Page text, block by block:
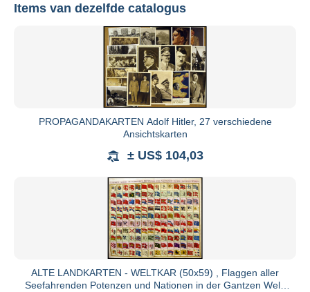
Bekijk alle catalogi
Telefon: +49 (0)4346 366 900
Fax: +49 (0)4346 366 9011
Items van dezelfde catalogus
PROPAGANDAKARTEN Adolf Hitler, 27 verschiedene
Ansichtskarten
± US$ 104,03
ALTE LANDKARTEN - WELTKAR (50x59) , Flaggen aller
Seefahrenden Potenzen und Nationen in der Gantzen Welt,